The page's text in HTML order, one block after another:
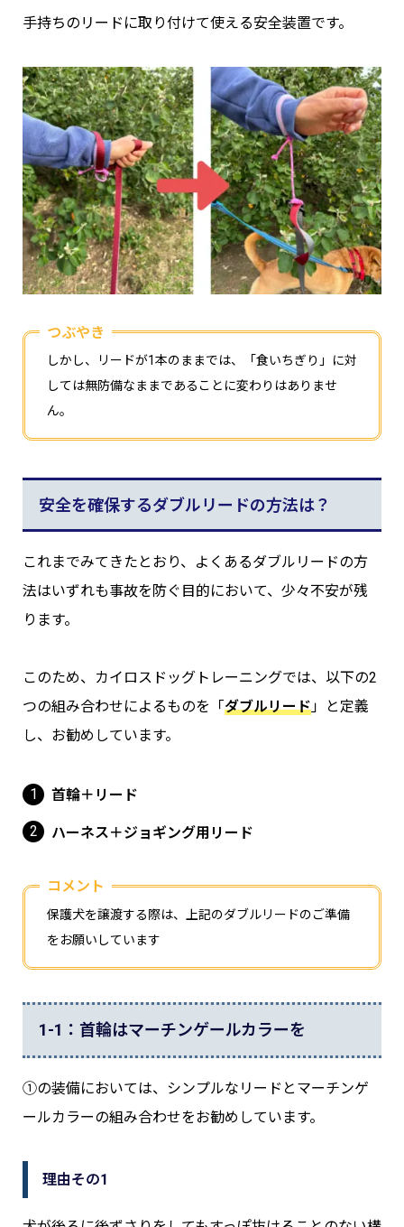
手持ちのリードに取り付けて使える安全装置です。
つぶやき
しかし、リードが1本のままでは、「食いちぎり」に対
しては無防備なままであることに変わりはありませ
ん。
安全を確保するダブルリードの方法は？
これまでみてきたとおり、よくあるダブルリードの方
法はいずれも事故を防ぐ目的において、少々不安が残
ります。
このため、カイロスドッグトレーニングでは、以下の2
つの組み合わせによるものを「 ダブルリード」と定義
し、お勧めしています。
首輪＋リード
ハーネス＋ジョギング用リード
コメント
保護犬を譲渡する際は、上記のダブルリードのご準備
をお願いしています
1-1：首輪はマーチンゲールカラーを
①の装備においては、シンプルなリードとマーチンゲ
ールカラーの組み合わせをお勧めしています。
理由その1